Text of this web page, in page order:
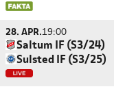
28. APR.19:00
Saltum IF (S3/24)
Sulsted IF (S3/25)